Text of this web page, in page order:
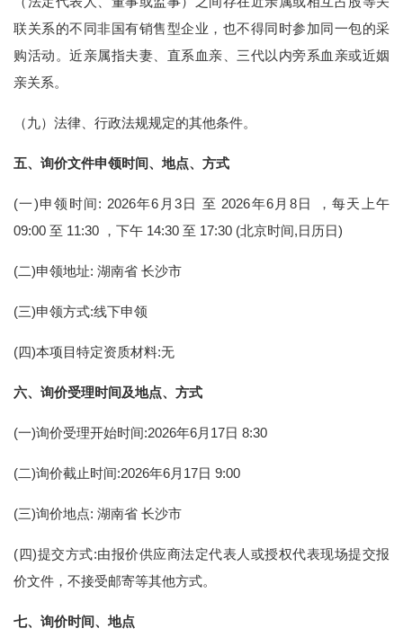
联关系的不同非国有销售型企业，也不得同时参加同一包的采
购活动。近亲属指夫妻、直系血亲、三代以内旁系血亲或近姻
亲关系。
（九）法律、行政法规规定的其他条件。
五、 询价文件申领时间、地点、方式
(一)申领时间: 2026年6月3日 至 2026年6月8日 ，每天上午
09:00 至 11:30 ，下午 14:30 至 17:30 (北京时间,日历日)
(二)申领地址: 湖南省 长沙市
(三)申领方式:线下申领
(四)本项目特定资质材料:无
六、 询价受理时间及地点、方式
(一)询价受理开始时间:2026年6月17日 8:30
(二)询价截止时间:2026年6月17日 9:00
(三)询价地点: 湖南省 长沙市
(四)提交方式:由报价供应商法定代表人或授权代表现场提交报
价文件，不接受邮寄等其他方式。
七、 询价时间、地点